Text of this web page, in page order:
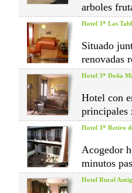
arboles
Hotel 3* Las
Situado
renovadas
Hotel 3* Doña
Hotel con
principales
Hotel 3* Retiro
Acogedor
minutos
Hotel Rural